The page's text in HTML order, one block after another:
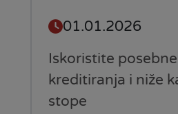
01.01.2026
Iskoristite
kreditiranja i niže
stope